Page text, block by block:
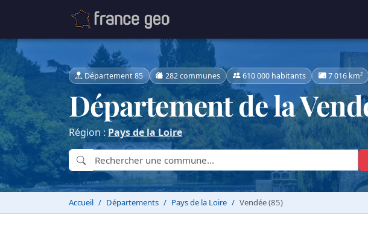
Département 85 282 communes 610 000 habitants 7 016 km²
Département de la
Région : Pays de la Loire
Accueil Départements Pays de la Loire Vendée (85)